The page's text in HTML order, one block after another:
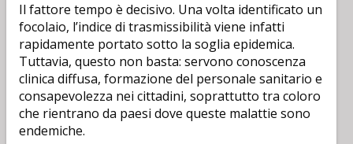
Il fattore tempo è decisivo. Una volta identificato un
focolaio, l’indice di trasmissibilità viene infatti
rapidamente portato sotto la soglia epidemica.
Tuttavia, questo non basta: servono conoscenza
clinica diffusa, formazione del personale sanitario e
consapevolezza nei cittadini, soprattutto tra coloro
che rientrano da paesi dove queste malattie sono
endemiche.